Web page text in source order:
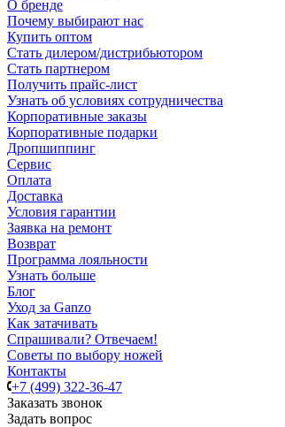
О бренде
Почему выбирают нас
Купить оптом
Стать дилером/дистрибьютором
Стать партнером
Получить прайс-лист
Узнать об условиях сотрудничества
Корпоративные заказы
Корпоративные подарки
Дропшиппинг
Сервис
Оплата
Доставка
Условия гарантии
Заявка на ремонт
Возврат
Программа лояльности
Узнать больше
Блог
Уход за Ganzo
Как затачивать
Спрашивали? Отвечаем!
Советы по выбору ножей
Контакты
+7 (499) 322-36-47
Заказать звонок
Задать вопрос